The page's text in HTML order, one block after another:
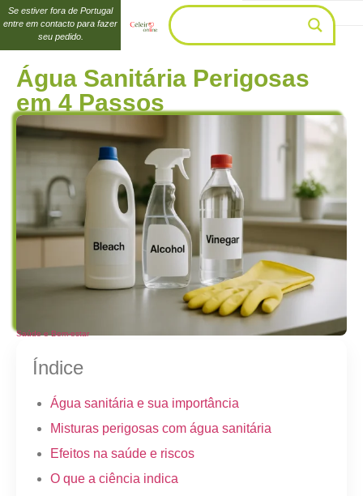
Se estiver fora de Portugal
entre em contacto para fazer
seu pedido.
Água Sanitária Perigosas
em 4 Passos
Saúde e Bem-estar
Índice
Água sanitária e sua importância
Misturas perigosas com água sanitária
Efeitos na saúde e riscos
O que a ciência indica